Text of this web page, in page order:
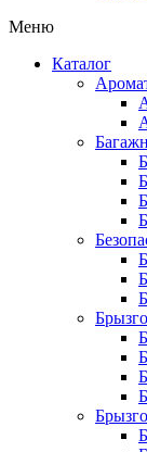
Меню
Каталог